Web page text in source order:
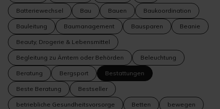
Batteriewechsel Bau Bauen Baukoordination
Bauleitung Baumanagement Bausparen Beanie
Beauty, Drogerie & Lebensmittel
Begleitung zu Ämtern oder Behörden Beleuchtung
Beratung Bergsport Bestattungen
Beste Beratung Bestseller
betriebliche Gesundheitsvorsorge Betten bewegen